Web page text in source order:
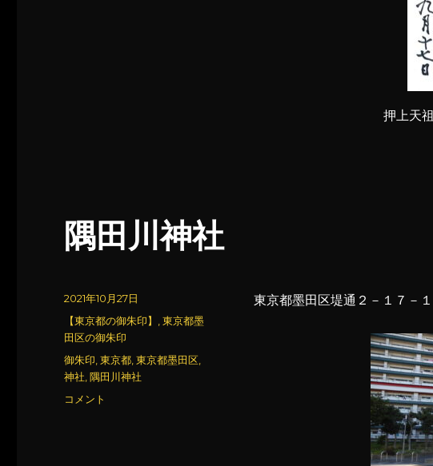
押上天
隅田川神社
東京都墨田区堤通２－１７－１
投
稿
日:
2021年10月27日
カ
テ
ゴ
リ
【東京都の御朱印】 ,東京都墨
田区の御朱印
タ
グ
御朱印 ,東京都 ,東京都墨田区
神社 ,隅田川神社
隅
コメント